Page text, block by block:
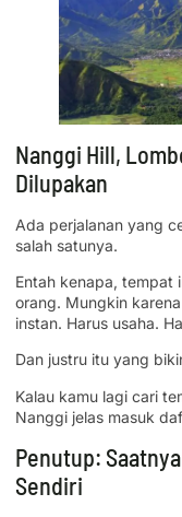
Nanggi Hill,
Dilupakan
Ada perjalanan yang
salah satunya.
Entah kenapa, tempat
orang. Mungkin
instan. Harus usaha.
Dan justru itu yang
Kalau kamu lagi cari
Nanggi jelas masuk
Penutup:
Sendiri